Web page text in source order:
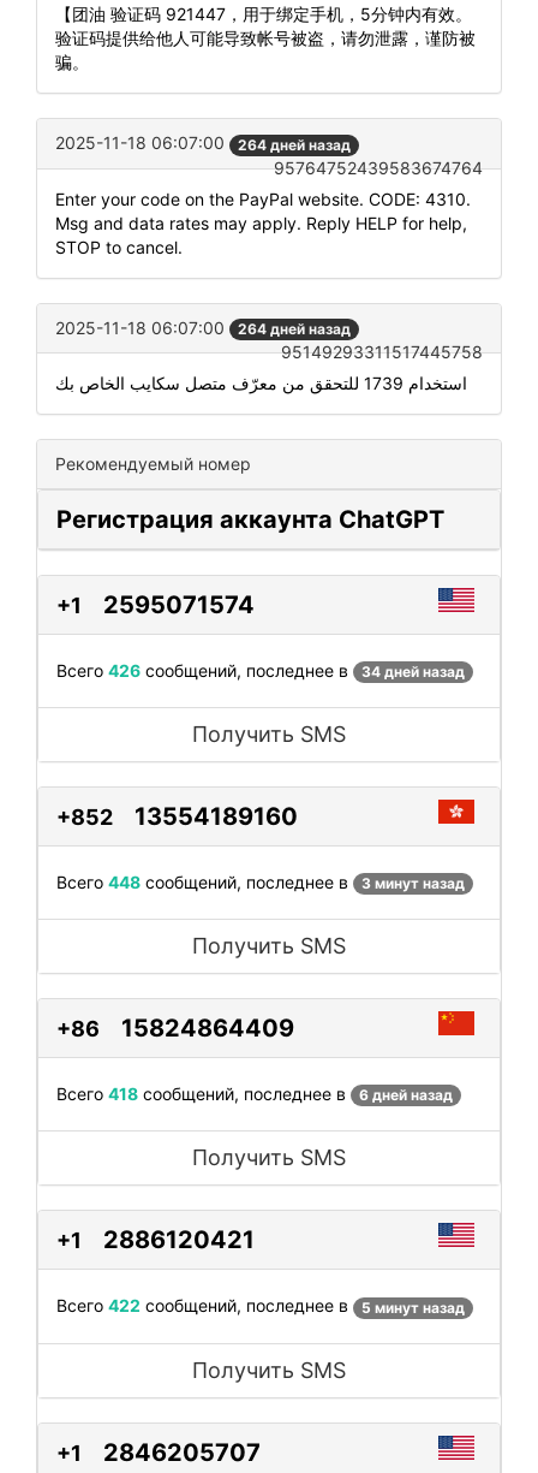
【团油 验证码 921447，用于绑定手机，5分钟内有效。
验证码提供给他人可能导致帐号被盗，请勿泄露，谨防被
骗。
2025-11-18 06:07:00 264 дней назад
95764752439583674764
Enter your code on the PayPal website. CODE: 4310.
Msg and data rates may apply. Reply HELP for help,
STOP to cancel.
2025-11-18 06:07:00 264 дней назад
95149293311517445758
استخدام 1739 للتحقق من معرّف متصل سكايب الخاص بك
Рекомендуемый номер
Регистрация аккаунта ChatGPT
+1 2595071574
Всего 426 сообщений, последнее в 34 дней назад
Получить SMS
+852 13554189160
Всего 448 сообщений, последнее в 3 минут назад
Получить SMS
+86 15824864409
Всего 418 сообщений, последнее в 6 дней назад
Получить SMS
+1 2886120421
Всего 422 сообщений, последнее в 5 минут назад
Получить SMS
+1 2846205707